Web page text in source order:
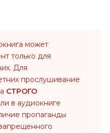
может
только для
Для
прослушивание
СТРОГО
в аудиокниге
пропаганды